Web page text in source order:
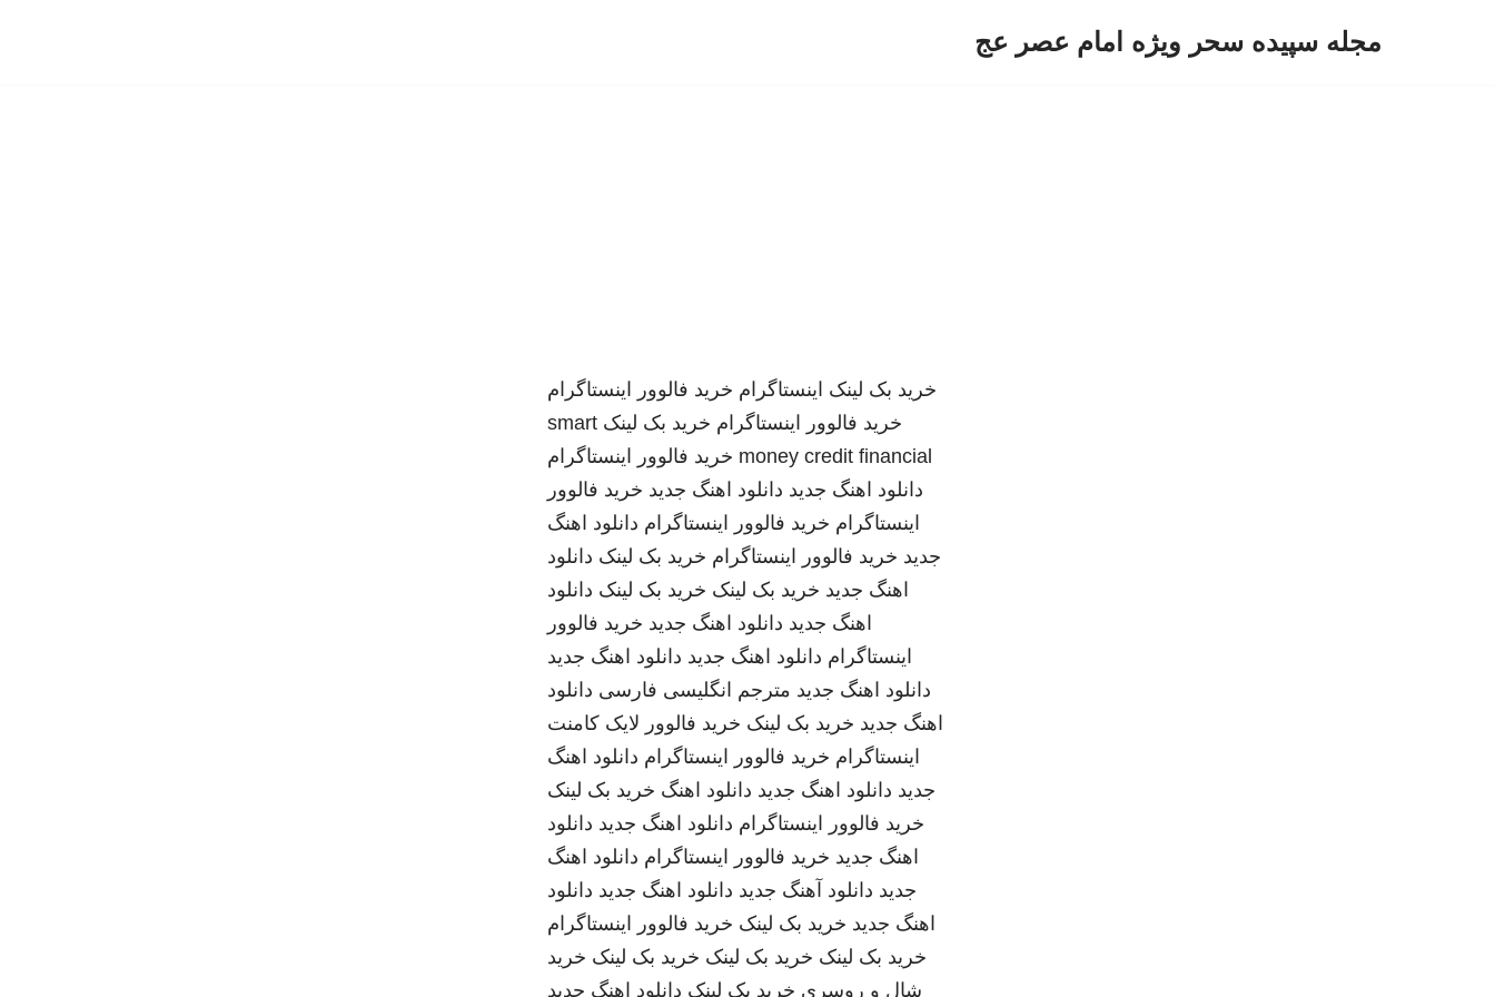
مجله سپیده سحر ویژه امام عصر عج
خرید بک لینک اینستاگرام خرید فالوور اینستاگرام
خرید فالوور اینستاگرام خرید بک لینک smart
money credit financial خرید فالوور اینستاگرام
دانلود اهنگ جدید دانلود اهنگ جدید خرید فالوور
اینستاگرام خرید فالوور اینستاگرام دانلود اهنگ
جدید خرید فالوور اینستاگرام خرید بک لینک دانلود
اهنگ جدید خرید بک لینک خرید بک لینک دانلود
اهنگ جدید دانلود اهنگ جدید خرید فالوور
اینستاگرام دانلود اهنگ جدید دانلود اهنگ جدید
دانلود اهنگ جدید مترجم انگلیسی فارسی دانلود
اهنگ جدید خرید بک لینک خرید فالوور لایک کامنت
اینستاگرام خرید فالوور اینستاگرام دانلود اهنگ
جدید دانلود اهنگ جدید دانلود اهنگ خرید بک لینک
خرید فالوور اینستاگرام دانلود اهنگ جدید دانلود
اهنگ جدید خرید فالوور اینستاگرام دانلود اهنگ
جدید دانلود آهنگ جدید دانلود اهنگ جدید دانلود
اهنگ جدید خرید بک لینک خرید فالوور اینستاگرام
خرید بک لینک خرید بک لینک خرید بک لینک خرید
شال و روسری خرید بک لینک دانلود اهنگ جدید